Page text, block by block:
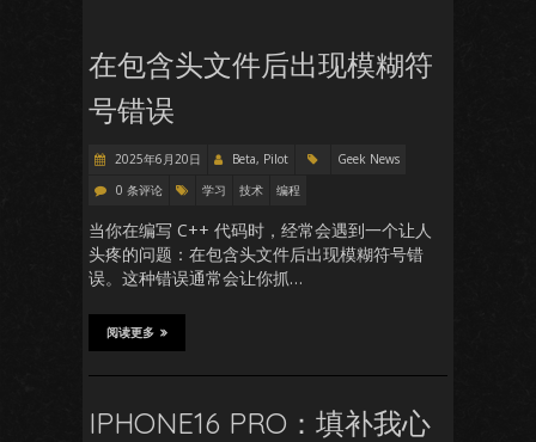
在包含头文件后出现模糊符
号错误
2025年6月20日 Beta, Pilot
Geek News
0 条评论
学习 技术 编程
当你在编写 C++ 代码时，经常会遇到一个让人
头疼的问题：在包含头文件后出现模糊符号错
误。这种错误通常会让你抓…
阅读更多
IPHONE16 PRO：填补我心